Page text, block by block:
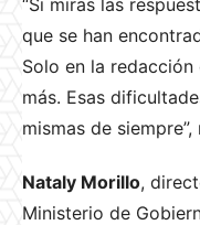
“Si miras las
que se han
Solo en la
más. Esas
mismas de
Nataly Morillo,
Ministerio de